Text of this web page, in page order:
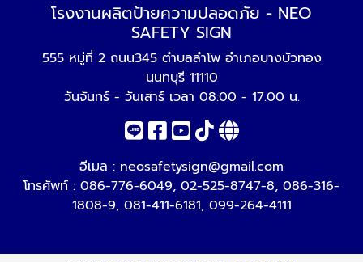
โรงงานผลิตป้ายความปลอดภัย - NEO
SAFETY SIGN
555 หมู่ที่ 2 ถนน345 ตำบลลำโพ อำเภอบางบัวทอง
นนทบุรี 11110
วันจันทร์ - วันเสาร์ เวลา 08:00 - 17.00 น.
อีเมล : neosafetysign@gmail.com
โทรศัพท์ : 086-776-6049, 02-525-8747-8, 086-316-
1808-9, 081-411-6181, 099-264-4111